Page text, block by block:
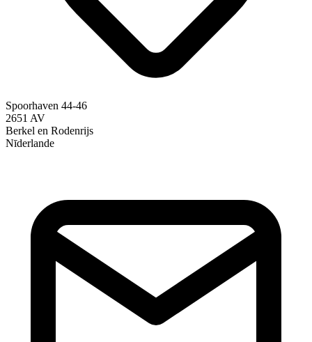
Spoorhaven 44-46
2651 AV
Berkel en Rodenrijs
Nīderlande